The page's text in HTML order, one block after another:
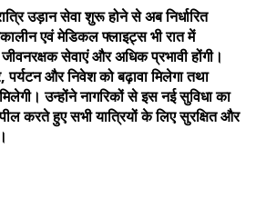
उड़ान सेवा शुरू होने से अब निर्धारित
एवं मेडिकल फ्लाइट्स भी रात में
सेवाएं और अधिक प्रभावी होंगी।
पर्यटन और निवेश को बढ़ावा मिलेगा तथा
उन्होंने नागरिकों से इस नई सुविधा का
करते हुए सभी यात्रियों के लिए सुरक्षित और